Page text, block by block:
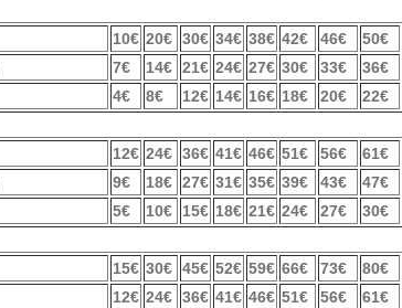
10€ 20€ 30€ 34€ 38€ 42€ 46€
50€
7€ 14€ 21€ 24€ 27€ 30€ 33€
36€
4€ 8€ 12€ 14€ 16€ 18€ 20€
22€
12€ 24€ 36€ 41€ 46€ 51€ 56€
61€
9€ 18€ 27€ 31€ 35€ 39€ 43€
47€
5€ 10€ 15€ 18€ 21€ 24€ 27€
30€
15€ 30€ 45€ 52€ 59€ 66€ 73€
80€
12€ 24€ 36€ 41€ 46€ 51€ 56€
61€